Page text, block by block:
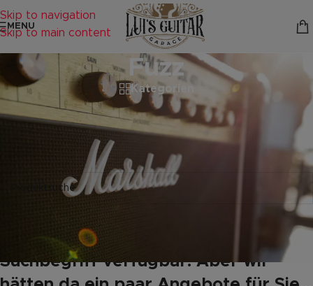
Skip to navigation
Skip to main content
MENU
Fuzz
Kategorien
Startseite Produkte verschlagwortet mit „Fuzz“
Es wurden keine Produkte gefunden, die deiner Auswahl
Leider keine Produkte mit Ihrem
Suchbegriff verfügbar. Aber wir